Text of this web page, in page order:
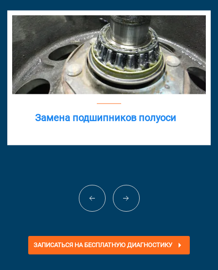
Замена подшипников полуоси
ЗАПИСАТЬСЯ НА БЕСПЛАТНУЮ ДИАГНОСТИКУ